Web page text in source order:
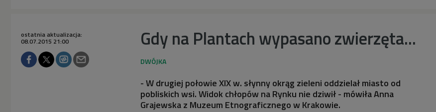
Gdy na Plantach wypasano zwierzęta...
ostatnia aktualizacja:
08.07.2015 21:00
- W drugiej połowie XIX w. słynny okrąg zieleni oddzielał miasto od
pobliskich wsi. Widok chłopów na Rynku nie dziwił - mówiła Anna
Grajewska z Muzeum Etnograficznego w Krakowie.